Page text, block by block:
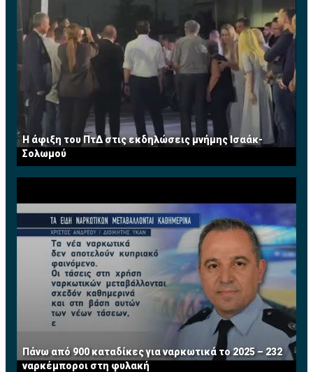
Η άφιξη του ΠτΔ στις εκδηλώσεις μνήμης Ισαάκ-
Σολωμού
Πάνω από 900 καταδίκες για ναρκωτικά το 2025 – 232
ναρκέμποροι στη φυλακή